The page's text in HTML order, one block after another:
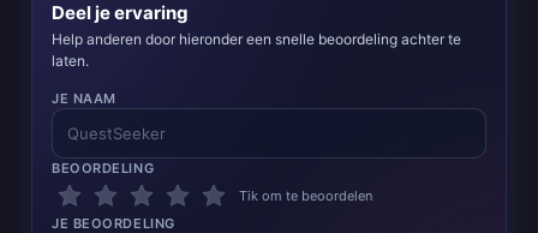
Deel je ervaring
Help anderen door hieronder een snelle beoordeling achter te
laten.
JE NAAM
BEOORDELING
Tik om te beoordelen
JE BEOORDELING